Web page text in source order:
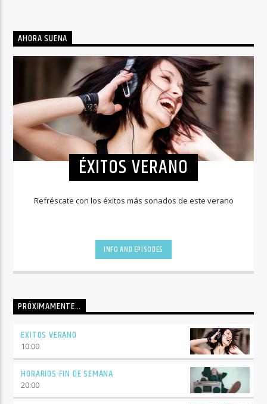
AHORA SUENA
ÉXITOS VERANO
Refréscate con los éxitos más sonados de este verano
INFO AND EPISODES
PRÓXIMAMENTE…
ÉXITOS VERANO
10:00
HORARIOS FIN DE SEMANA
20:00